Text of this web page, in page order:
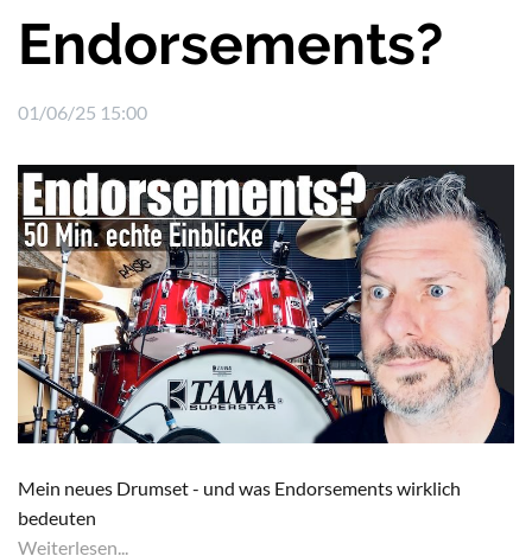
Endorsements?
01/06/25 15:00
Mein neues Drumset - und was Endorsements wirklich
bedeuten
Weiterlesen...